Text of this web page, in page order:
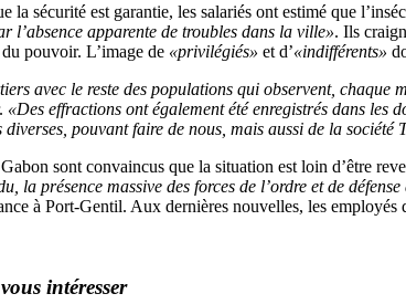
la sécurité est garantie, les salariés ont estimé que
l’absence apparente de troubles dans la ville». Ils
pouvoir. L’image de «privilégiés» et d’«indifférents»
avec le reste des populations qui observent, chaque
«Des effractions ont également été enregistrés dans les
pouvant faire de nous, mais aussi de la
sont convaincus que la situation est loin d’être
la présence massive des forces de l’ordre et de
à Port-Gentil. Aux dernières nouvelles, les
intéresser